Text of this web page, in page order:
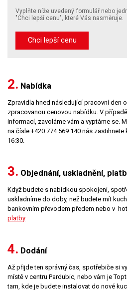
Vyplňte níže uvedený formulář nebo
"Chci lepší cenu", které Vás nasměruje.
Chci lepší cenu
2. Nabídka
Zpravidla hned následující pracovní den
zpracovanou cenovou nabídku. V
informací, zavoláme vám a vyptáme se.
na čísle +420 774 569 140 nás
16:30.
3. Objednání, uskladnění,
Když budete s nabídkou spokojeni,
uskladníme do doby, než budete mít
bankovním převodem předem nebo v
platby
4. Dodání
Až přijde ten správný čas, spotřebiče si
místě v centru Pardubic, nebo vám je
tam, kde je budete instalovat do nové